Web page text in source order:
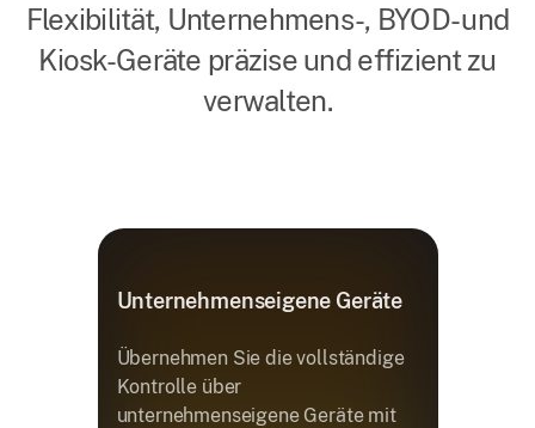
Flexibilität, Unternehmens-, BYOD- und
Kiosk-Geräte präzise und effizient zu
verwalten.
Unternehmenseigene Geräte
Übernehmen Sie die vollständige
Kontrolle über
unternehmenseigene Geräte mit